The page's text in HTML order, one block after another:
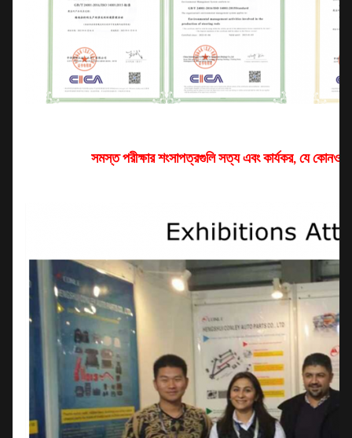
সমস্ত পরীক্ষার শংসাপত্রগুলি সত্য এবং কার্যকর, যে কোনও